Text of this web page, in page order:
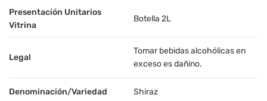
Presentación Unitarios
Vitrina
Botella 2L
Legal
Tomar bebidas alcohólicas en
exceso es dañino.
Denominación/Variedad Shiraz